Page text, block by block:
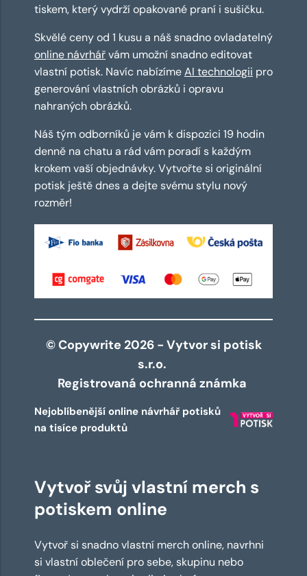
tiskem, který vydrží opakované praní i sušičku.
Skvělé ceny od 1 kusu a náš snadno ovladatelný
online návrhářvám umožní snadno editovat
vlastní potisk. Navíc nabízímeAI technologii pro
generování vlastních obrázků i opravu
nahraných obrázků.
Náš tým odborníků je vám k dispozici 19 hodin
denně na chatu a rád vám poradí s každým
krokem vaší objednávky. Vytvořte si originální
potisk ještě dnes a dejte svému stylu nový
rozměr!
© Copywrite 2026 - Vytvor si potisk
s.r.o.
Registrovaná ochranná známka
Nejoblíbenější online návrhář potisků
na tisíce produktů
Vytvoř svůj vlastní merch s
potiskem online
Vytvoř si snadno vlastní merch online, navrhni
si vlastní oblečení pro sebe, skupinu nebo